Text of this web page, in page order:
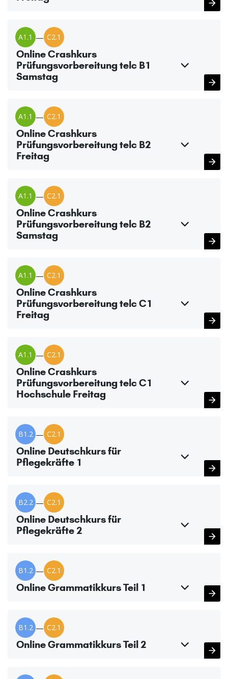
A1.1 — C2.1
Online Crashkurs
Prüfungsvorbereitung telc B1
Samstag
A1.1 — C2.1
Online Crashkurs
Prüfungsvorbereitung telc B2
Freitag
A1.1 — C2.1
Online Crashkurs
Prüfungsvorbereitung telc B2
Samstag
A1.1 — C2.1
Online Crashkurs
Prüfungsvorbereitung telc C1
Freitag
A1.1 — C2.1
Online Crashkurs
Prüfungsvorbereitung telc C1
Hochschule Freitag
B1.2 — C2.1
Online Deutschkurs für
Pflegekräfte 1
B2.2 — C2.1
Online Deutschkurs für
Pflegekräfte 2
B1.2 — C2.1
Online Grammatikkurs Teil 1
B1.2 — C2.1
Online Grammatikkurs Teil 2